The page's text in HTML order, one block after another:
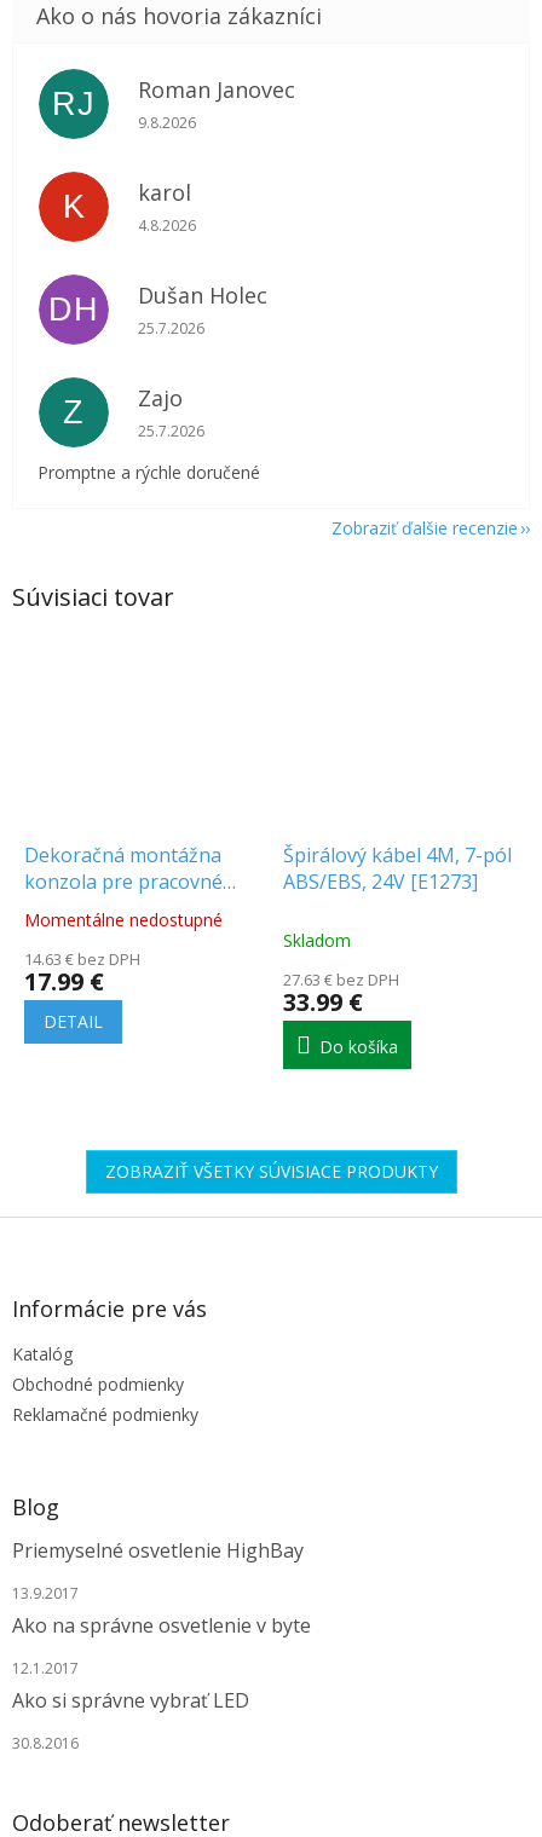
Súvisiaci tovar
Dekoračná montážna
konzola pre pracovné
svetlá [AKC8002]
Priemerné
produktu
je
5.0
Momentálne nedostupné
14.63 € bez DPH
17.99 €
DETAIL
Špirálový kábel 4M, 7-pól
ABS/EBS, 24V [E1273]
Skladom
27.63 € bez DPH
33.99 €
Do košíka
ZOBRAZIŤ VŠETKY SÚVISIACE PRODUKTY
RJ Roman Janovec
Hodnotenie obchodu je 5 z 5 hviezdičiek.
9.8.2026
K karol
Hodnotenie obchodu je 5 z 5 hviezdičiek.
4.8.2026
DH Dušan Holec
Hodnotenie obchodu je 5 z 5 hviezdičiek.
25.7.2026
Z Zajo
Hodnotenie obchodu je 5 z 5 hviezdičiek.
25.7.2026
Promptne a rýchle doručené
Zobraziť ďalšie recenzie
Z
Informácie pre vás
Katalóg
Obchodné podmienky
Reklamačné podmienky
Blog
Priemyselné osvetlenie HighBay
13.9.2017
Ako na správne osvetlenie v byte
12.1.2017
Ako si správne vybrať LED
30.8.2016
Odoberať newsletter